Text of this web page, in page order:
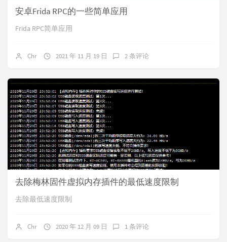
安卓Frida RPC的一些简单应用
Frida RPC简单应用
Chr 2021 年 11 月 19 日 2 条评论
去除梅林固件虚拟内存插件的最低速度限制
去除最低速度限制
Chr 2020 年 12 月 09 日 1 条评论